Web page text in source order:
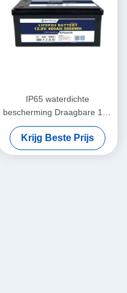
IP65 waterdichte
bescherming Draagbare 12V
460Ah LiFePo4 lange
levensduur batterij voor
camper
Krijg Beste Prijs